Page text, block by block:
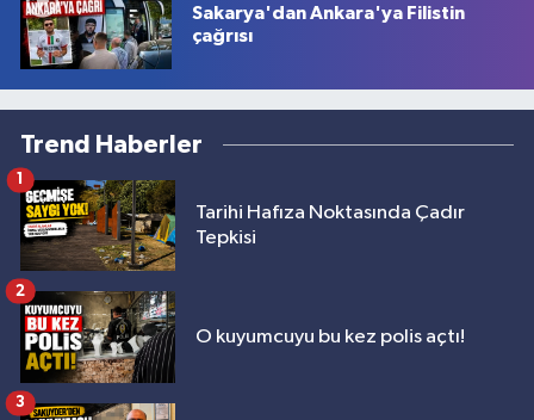
Sakarya'dan Ankara'ya Filistin
çağrısı
Trend Haberler
Tarihi Hafıza Noktasında Çadır
Tepkisi
1
O kuyumcuyu bu kez polis açtı!
2
3